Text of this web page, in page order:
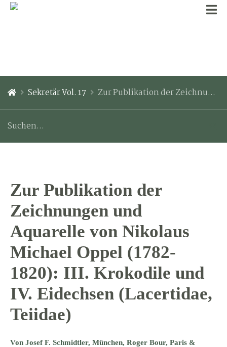
Sekretär Vol. 17 Zur Publikation der Zeichnungen und Aquarelle von Nikolaus Michael Oppel (1782-1820): III. Krokodile und IV. Eidechsen (Lacertidae, Teiidae)
Zur Publikation der
Zeichnungen und
Aquarelle von Nikolaus
Michael Oppel (1782-
1820): III. Krokodile und
IV. Eidechsen (Lacertidae,
Teiidae)
Von Josef F. Schmidtler, München, Roger Bour, Paris &